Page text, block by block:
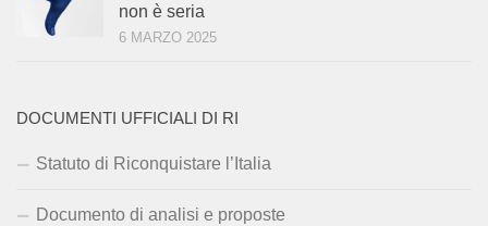
non è seria
6 MARZO 2025
DOCUMENTI UFFICIALI DI RI
Statuto di Riconquistare l’Italia
Documento di analisi e proposte